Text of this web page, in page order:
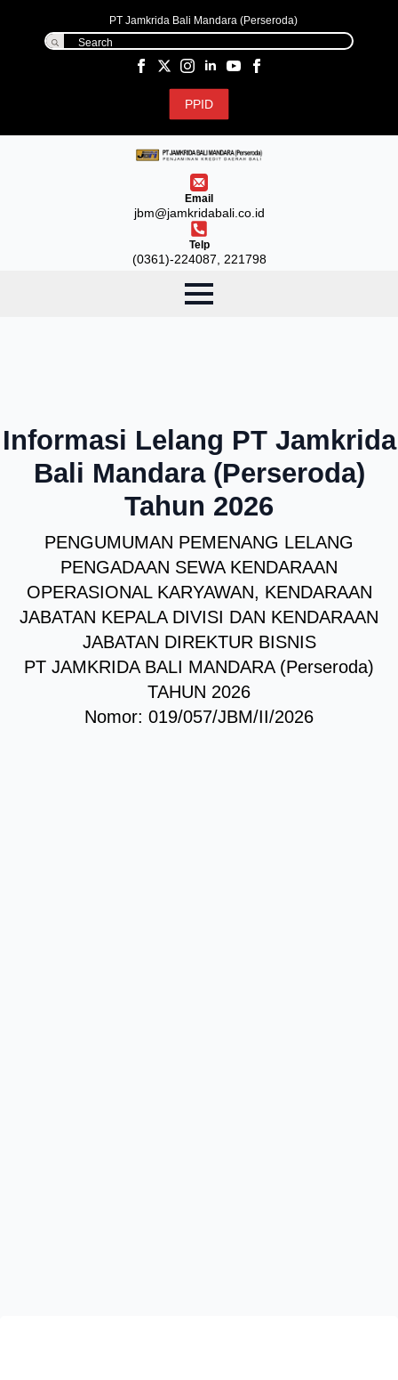
PT Jamkrida Bali Mandara (Perseroda)
Search
PPID
Email
jbm@jamkridabali.co.id
Telp
(0361)-224087, 221798
Informasi Lelang PT Jamkrida
Bali Mandara (Perseroda)
Tahun 2026
PENGUMUMAN PEMENANG LELANG
PENGADAAN SEWA KENDARAAN
OPERASIONAL KARYAWAN, KENDARAAN
JABATAN KEPALA DIVISI DAN KENDARAAN
JABATAN DIREKTUR BISNIS
PT JAMKRIDA BALI MANDARA (Perseroda)
TAHUN 2026
Nomor: 019/057/JBM/II/2026